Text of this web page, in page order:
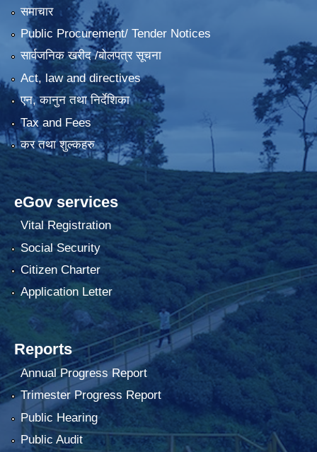
समाचार
Public Procurement/ Tender Notices
सार्वजनिक खरीद /बोलपत्र सूचना
Act, law and directives
एन, कानुन तथा निर्देशिका
Tax and Fees
कर तथा शुल्कहरु
eGov services
Vital Registration
Social Security
Citizen Charter
Application Letter
Reports
Annual Progress Report
Trimester Progress Report
Public Hearing
Public Audit